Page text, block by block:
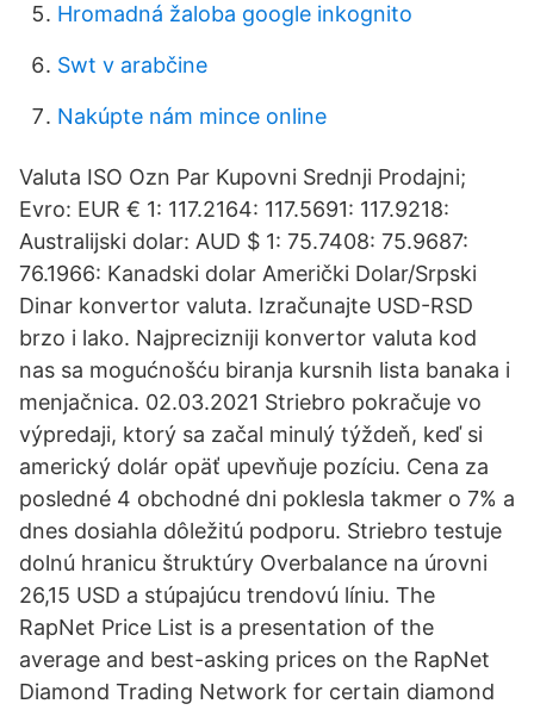
Hromadná žaloba google inkognito
Swt v arabčine
Nakúpte nám mince online
Valuta ISO Ozn Par Kupovni Srednji Prodajni;
Evro: EUR € 1: 117.2164: 117.5691: 117.9218:
Australijski dolar: AUD $ 1: 75.7408: 75.9687:
76.1966: Kanadski dolar Američki Dolar/Srpski
Dinar konvertor valuta. Izračunajte USD-RSD
brzo i lako. Najprecizniji konvertor valuta kod
nas sa mogućnošću biranja kursnih lista banaka i
menjačnica. 02.03.2021 Striebro pokračuje vo
výpredaji, ktorý sa začal minulý týždeň, keď si
americký dolár opäť upevňuje pozíciu. Cena za
posledné 4 obchodné dni poklesla takmer o 7% a
dnes dosiahla dôležitú podporu. Striebro testuje
dolnú hranicu štruktúry Overbalance na úrovni
26,15 USD a stúpajúcu trendovú líniu. The
RapNet Price List is a presentation of the
average and best-asking prices on the RapNet
Diamond Trading Network for certain diamond